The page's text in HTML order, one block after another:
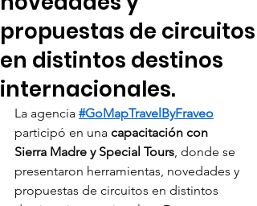
propuestas de circuitos
en distintos destinos
internacionales.
La agencia #GoMapTravelByFraveo
participó en una capacitación con
Sierra Madre y Special Tours, donde se
presentaron herramientas, novedades y
propuestas de circuitos en distintos